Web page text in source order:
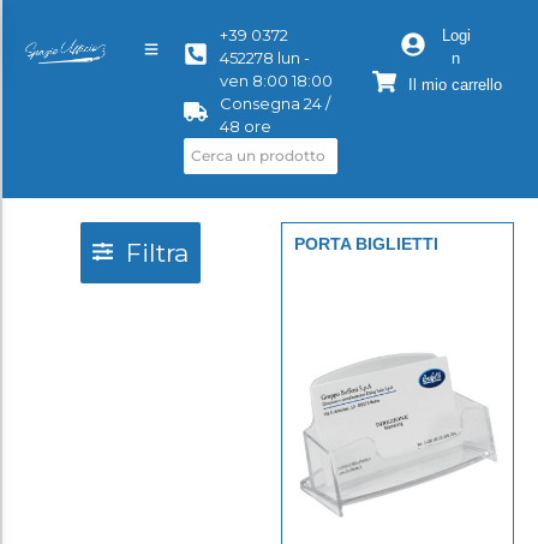
+39 0372
452278 lun -
ven 8:00 18:00
Consegna 24 /
48 ore
Logi
n
Il mio carrello
Filtra
PORTA BIGLIETTI